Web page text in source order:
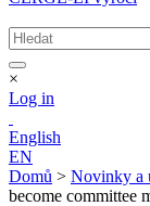
×
Log in
English
EN
Domů > Novinky a
become committee